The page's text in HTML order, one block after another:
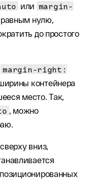
или margin-
нулю,
до простого
margin-right:
контейнера
место. Так,
, можно
вниз,